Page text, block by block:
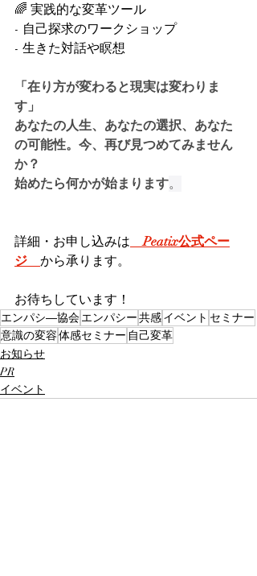
🌈 実践的な変革ツール
- 自己探求のワークショップ
- 生きた対話や瞑想
「在り方が変わると現実は変わりま
す」
あなたの人生、あなたの選択、あなた
の可能性。今、再び見つめてみません
か？
始めたら何かが始まります。
詳細・お申し込みは Peatix公式ペー
ジ から承ります。
お待ちしています！
エンパシ―協会エンパシー共感イベント セミナー
意識の変容体感セミナー 自己変革
お知らせ
PR
イベント